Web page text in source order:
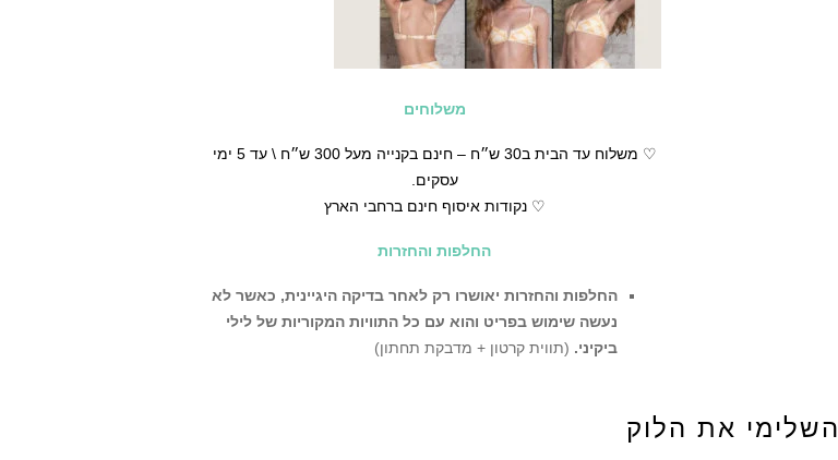
משלוחים
♡ משלוח עד הבית ב30 ש״ח – חינם בקנייה מעל 300 ש״ח \ עד 5 ימי
עסקים.
♡ נקודות איסוף חינם ברחבי הארץ
החלפות והחזרות
החלפות והחזרות יאושרו רק לאחר בדיקה היגיינית, כאשר לא
נעשה שימוש בפריט והוא עם כל התוויות המקוריות של לילי
ביקיני. (תווית קרטון + מדבקת תחתון)
השלימי את הלוק